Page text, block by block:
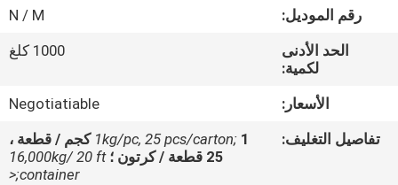
مراقبة
الجودة
بنا
رقم الموديل:
N / M
الحد الأدنى
لكمية:
1000 كلغ
الأسعار:
Negotiatiable
تفاصيل التغليف:
1kg/pc, 25 pcs/carton; 1 كجم / قطعة ،
25 قطعة / كرتون ؛
16,000kg/ 20 ft
container;<